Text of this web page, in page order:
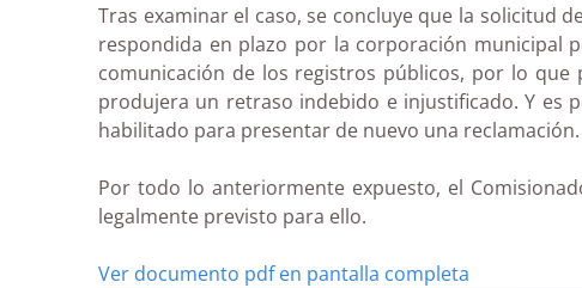
Tras examinar el caso, se concluye que la solicitud
respondida en plazo por la corporación municipal
comunicación de los registros públicos, por lo
produjera un retraso indebido e injustificado. Y es
habilitado para presentar de nuevo una reclamación.
Por todo lo anteriormente expuesto, el
legalmente previsto para ello.
Ver documento pdf en pantalla completa